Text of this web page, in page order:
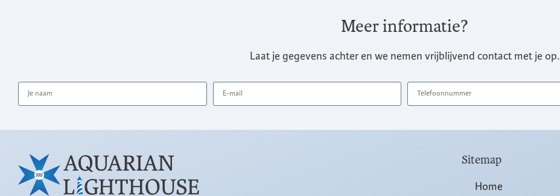
Meer informatie?
Laat je gegevens achter en we nemen vrijblijvend contact met je op.
Sitemap
Home